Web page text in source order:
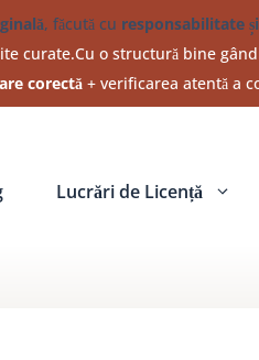
, făcută cu responsabilitate
curate.Cu o structură bine
corectă + verificarea atentă a
Lucrări de Licență